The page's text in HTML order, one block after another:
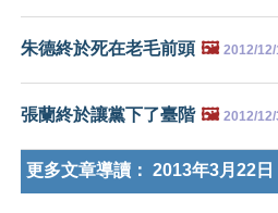
朱德終於死在老毛前頭 🖼️ 2012/
張蘭終於讓黨下了臺階 🖼️ 2012/12/
更多文章導讀： 2013年3月22日